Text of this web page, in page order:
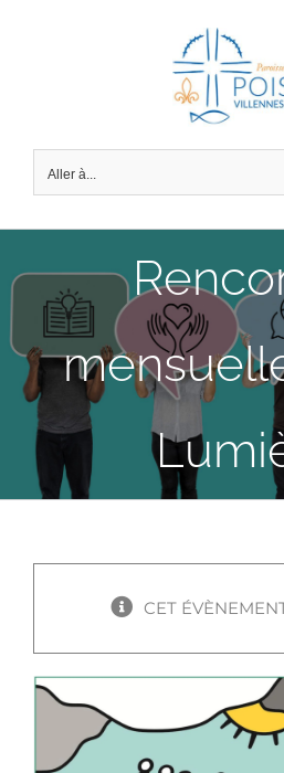
Aller à...
CET